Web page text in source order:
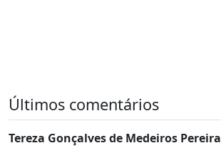
Últimos comentários
Tereza Gonçalves de Medeiros Pereira